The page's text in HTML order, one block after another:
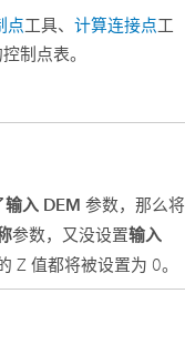
点工具、计算连接点工
制点表。
输入 DEM 参数，那么将
参数，又没设置输入
Z 值都将被设置为 0。